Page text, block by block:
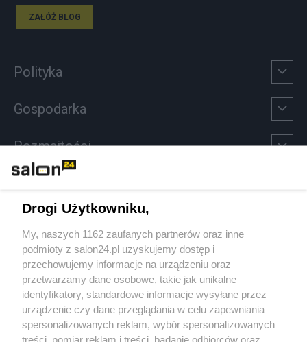
ZAŁÓŻ BLOG
Polityka
Gospodarka
Rozmaitości
Sport
Społeczeństwo
Kultura
Drogi Użytkowniku,
My, naszych 1162 zaufanych partnerów oraz inne
podmioty z salon24.pl uzyskujemy dostęp i
przechowujemy informacje na urządzeniu oraz
przetwarzamy dane osobowe, takie jak unikalne
identyfikatory, standardowe informacje wysyłane przez
urządzenie czy dane przeglądania w celu zapewniania
spersonalizowanych reklam, wybór spersonalizowanych
treści, pomiar reklam i treści, badanie odbiorców oraz